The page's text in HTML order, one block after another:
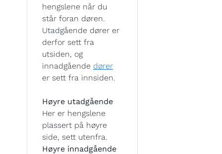
hengslene når du
står foran døren.
Utadgående dører er
derfor sett fra
utsiden, og
innadgående dører
er sett fra innsiden.
Høyre utadgående
Her er hengslene
plassert på høyre
side, sett utenfra.
Høyre innadgående